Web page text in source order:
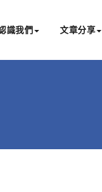
識我們 文章分享